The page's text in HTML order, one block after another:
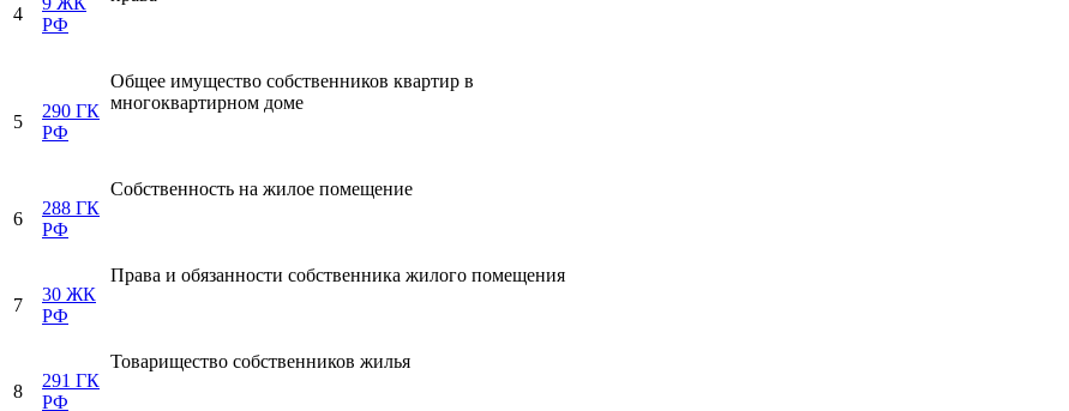
4
РФ
5
290 ГК
РФ
Общее имущество собственников квартир в
многоквартирном доме
6
288 ГК
РФ
Собственность на жилое помещение
7
30 ЖК
РФ
Права и обязанности собственника жилого помещения
8
291 ГК
РФ
Товарищество собственников жилья